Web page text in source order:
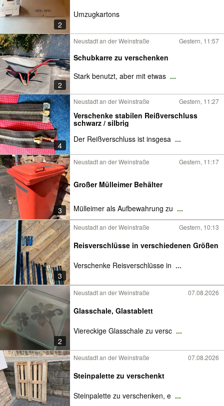
2
Umzugkartons
2
Neustadt an der Weinstraße Gestern, 11:57
Schubkarre zu verschenken
Stark benutzt, aber mit etwas ...
4
Neustadt an der Weinstraße Gestern, 11:27
Verschenke stabilen Reißverschluss
schwarz / silbrig
Der Reißverschluss ist insgesa ...
3
Neustadt an der Weinstraße Gestern, 11:17
Großer Mülleimer Behälter
Mülleimer als Aufbewahrung zu ...
3
Neustadt an der Weinstraße Gestern, 10:13
Reisverschlüsse in verschiedenen Größen
Verschenke Reisverschlüsse in ...
2
Neustadt an der Weinstraße 07.08.2026
Glasschale, Glastablett
Viereckige Glasschale zu versc ...
Neustadt an der Weinstraße 07.08.2026
Steinpalette zu verschenkt
Steinpalette zu verschenken, e ...